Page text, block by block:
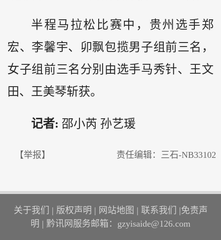
半程马拉松比赛中，贵州选手郑
宏、李馨宇、卯飘包揽男子组前三名，
女子组前三名分别由选手马秀针、王文
田、王美琴斩获。
记者: 邵小芮 孙艺瑗
【举报】 责任编辑：三石-NB33102
关于我们 | 版权声明 | 网站地图 | 联系我们 |免责声
明 | 黔讯网服务邮箱：gzyisaide@126.com